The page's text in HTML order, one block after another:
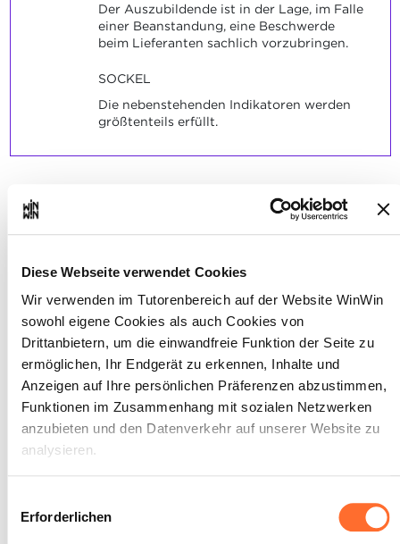
Diese Webseite verwendet Cookies
Wir verwenden im Tutorenbereich auf der Website WinWin
sowohl eigene Cookies als auch Cookies von
Drittanbietern, um die einwandfreie Funktion der Seite zu
ermöglichen, Ihr Endgerät zu erkennen, Inhalte und
Anzeigen auf Ihre persönlichen Präferenzen abzustimmen,
Funktionen im Zusammenhang mit sozialen Netzwerken
anzubieten und den Datenverkehr auf unserer Website zu
analysieren.
akzeptieren, ablehnen oder konfigurieren. Davon
ausgenommen sind Cookies, die für die Funktion der
Erforderlichen
Der Auszubildende ist in der Lage, im Falle
einer Beanstandung, eine Beschwerde
beim Lieferanten sachlich vorzubringen.
SOCKEL
Die nebenstehenden Indikatoren werden
größtenteils erfüllt.
2
Der Auszubildende ist in der
beim Verkauf von
freiverkäuflichen Produkten zu
assistieren.
Maximale Punktzahl: 12
Produktauswahl nachvollziehen.